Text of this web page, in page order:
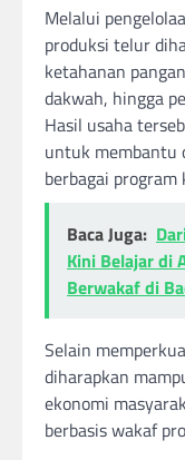
Melalui
produksi telur
ketahanan
dakwah, hingga
Hasil usaha
untuk membantu
berbagai
Baca Juga:
Kini Belajar di
Berwakaf di
Selain
diharapkan
ekonomi
berbasis wakaf